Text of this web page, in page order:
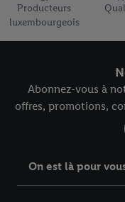
Producteurs
luxembourgeois
Abonnez-vous à
offres, promotions,
On est là pour